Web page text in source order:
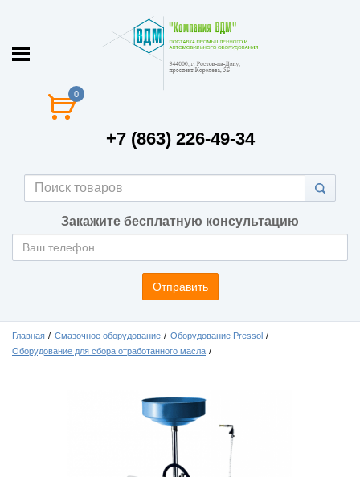
0
+7 (863) 226-49-34
Закажите бесплатную консультацию
Отправить
Главная Смазочное оборудование
Оборудование Pressol
Оборудование для сбора отработанного масла